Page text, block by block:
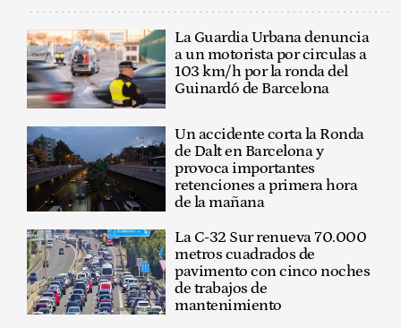
La Guardia Urbana denuncia
a un motorista por circulas a
103 km/h por la ronda del
Guinardó de Barcelona
Un accidente corta la Ronda
de Dalt en Barcelona y
provoca importantes
retenciones a primera hora
de la mañana
La C-32 Sur renueva 70.000
metros cuadrados de
pavimento con cinco noches
de trabajos de
mantenimiento